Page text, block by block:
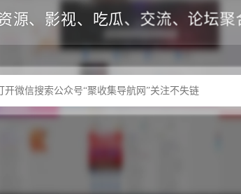
源、影视、吃瓜、交流、论坛